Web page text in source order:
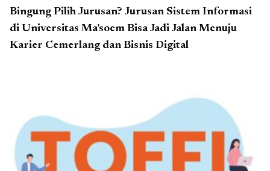
Bingung Pilih Jurusan? Jurusan Sistem Informasi
di Universitas Ma’soem Bisa Jadi Jalan Menuju
Karier Cemerlang dan Bisnis Digital